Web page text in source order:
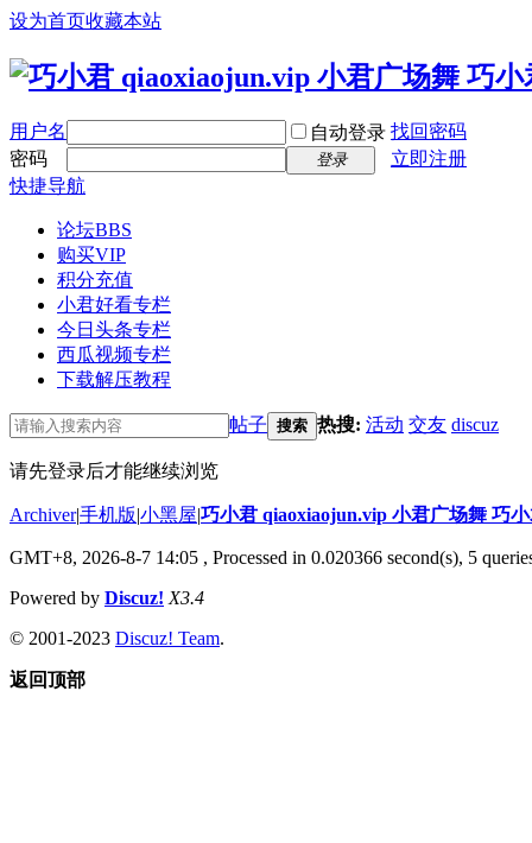
设为首页收藏本站
用户名 自动登录 找回密码
密码
登录
立即注册
快捷导航
论坛BBS
购买VIP
积分充值
小君好看专栏
今日头条专栏
西瓜视频专栏
下载解压教程
帖子 搜索 热搜: 活动 交友 discuz
请先登录后才能继续浏览
Archiver|手机版|小黑屋|巧小君 qiaoxiaojun.vip 小君广场舞 巧
GMT+8, 2026-8-7 14:05 , Processed in 0.020366 second(s), 5
Powered by Discuz! X3.4
© 2001-2023 Discuz! Team.
返回顶部